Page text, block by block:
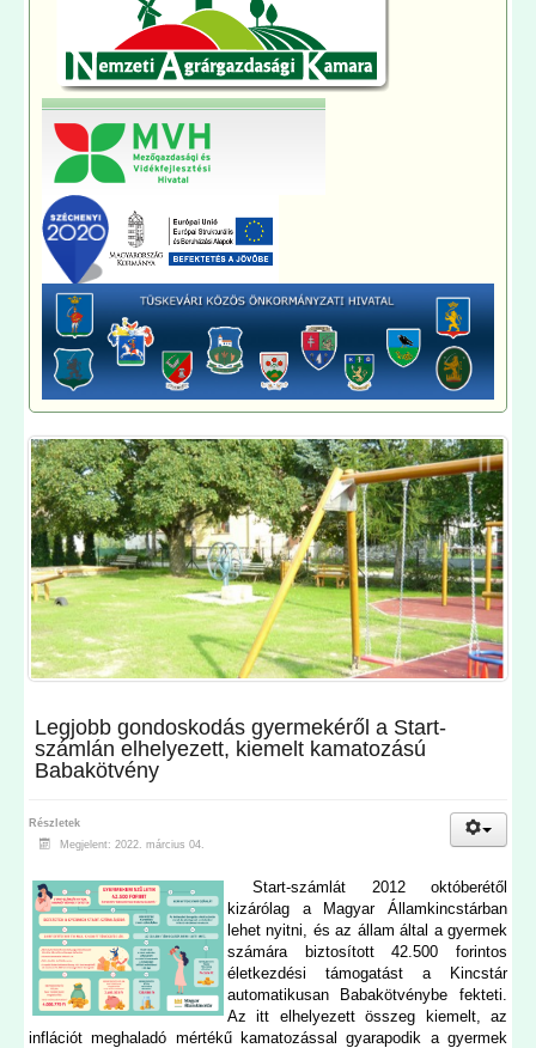
Legjobb gondoskodás gyermekéről a Start-
számlán elhelyezett, kiemelt kamatozású
Babakötvény
Részletek
Megjelent: 2022. március 04.
Start-számlát 2012 októberétől
kizárólag a Magyar Államkincstárban
lehet nyitni, és az állam által a gyermek
számára biztosított 42.500 forintos
életkezdési támogatást a Kincstár
automatikusan Babakötvénybe fekteti.
Az itt elhelyezett összeg kiemelt, az
inflációt meghaladó mértékű kamatozással gyarapodik a gyermek